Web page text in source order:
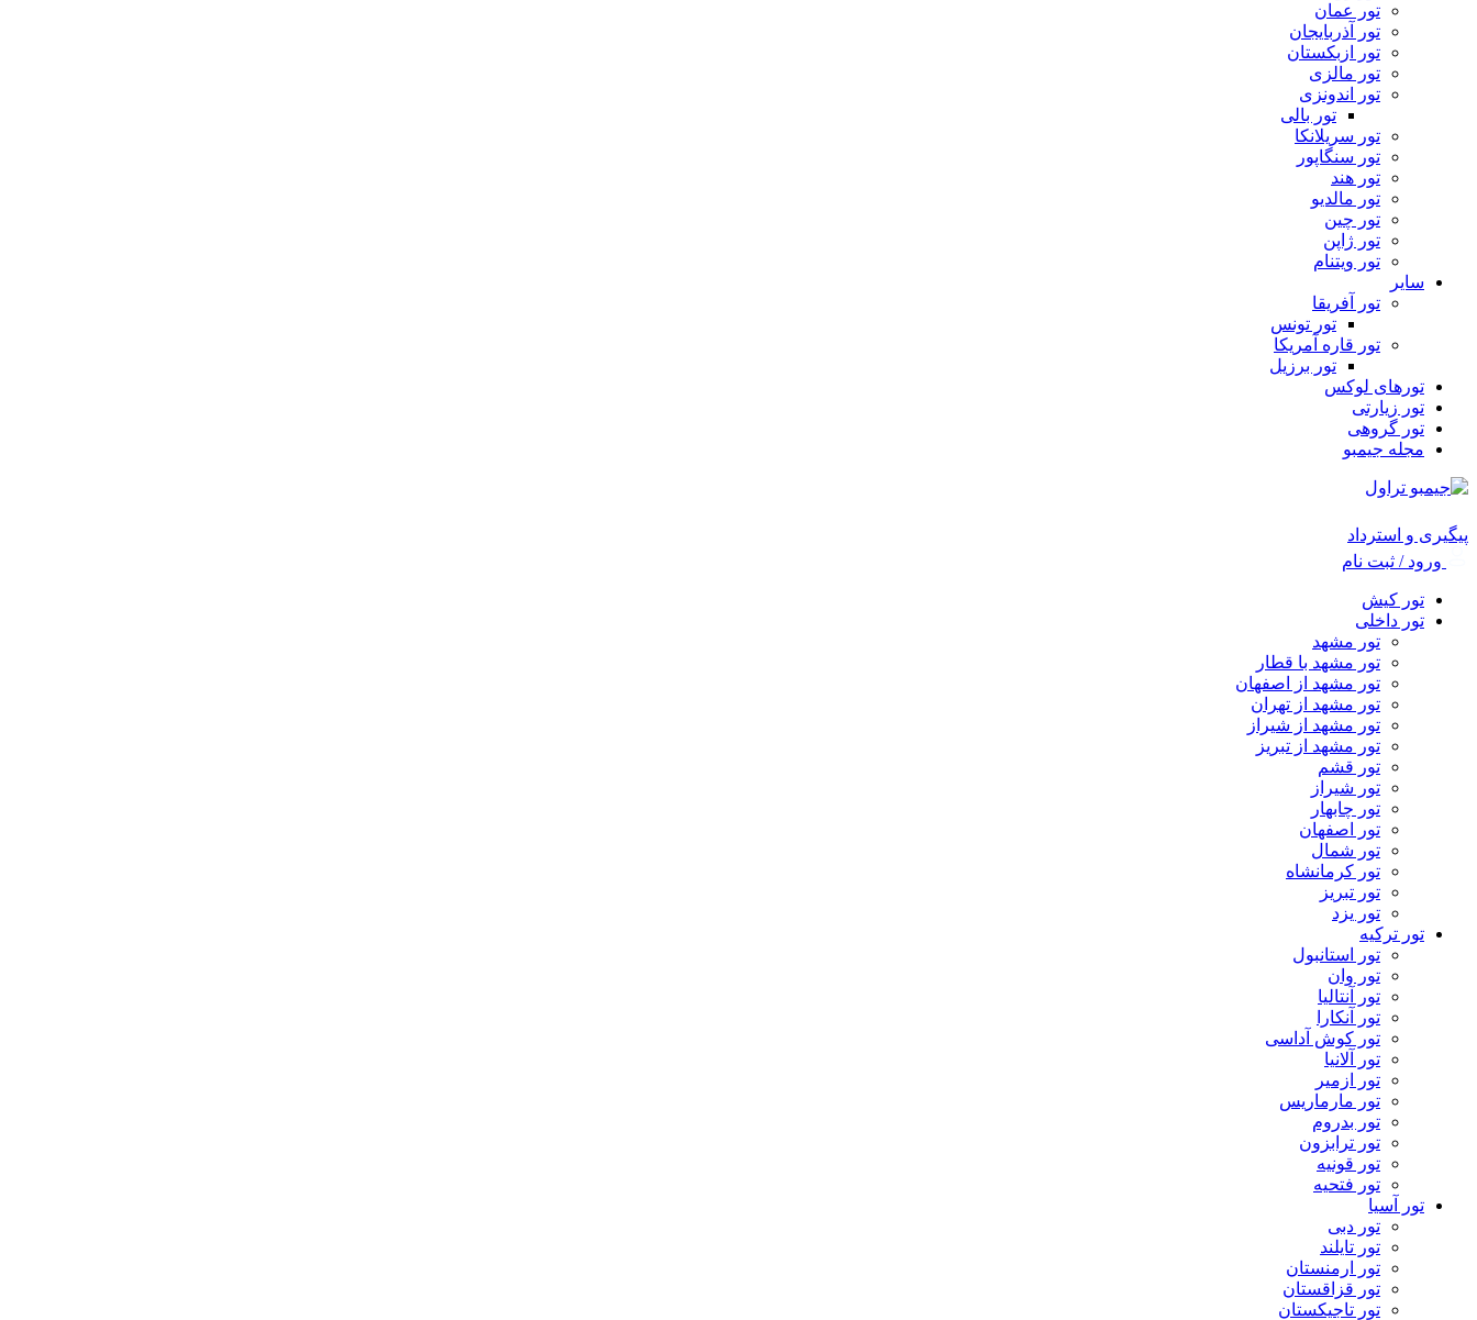
تور عمان
تور آذربایجان
تور ازبکستان
تور مالزی
تور اندونزی
تور بالی
تور سریلانکا
تور سنگاپور
تور هند
تور مالدیو
تور چین
تور ژاپن
تور ویتنام
سایر
تور آفریقا
تور تونس
تور قاره آمریکا
تور برزیل
تورهای لوکس
تور زیارتی
تور گروهی
مجله جیمبو
پیگیری و استرداد
ورود / ثبت نام
تور کیش
تور داخلی
تور مشهد
تور مشهد با قطار
تور مشهد از اصفهان
تور مشهد از تهران
تور مشهد از شیراز
تور مشهد از تبریز
تور قشم
تور شیراز
تور چابهار
تور اصفهان
تور شمال
تور کرمانشاه
تور تبریز
تور یزد
تور ترکیه
تور استانبول
تور وان
تور آنتالیا
تور آنکارا
تور کوش آداسی
تور آلانیا
تور ازمیر
تور مارماریس
تور بدروم
تور ترابزون
تور قونیه
تور فتحیه
تور آسیا
تور دبی
تور تایلند
تور ارمنستان
تور قزاقستان
تور تاجیکستان